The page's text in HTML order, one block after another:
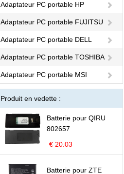
Adaptateur PC portable HP
Adaptateur PC portable FUJITSU
Adaptateur PC portable DELL
Adaptateur PC portable TOSHIBA
Adaptateur PC portable MSI
Produit en vedette :
Batterie pour QIRU
802657
€ 20.03
Batterie pour ZTE